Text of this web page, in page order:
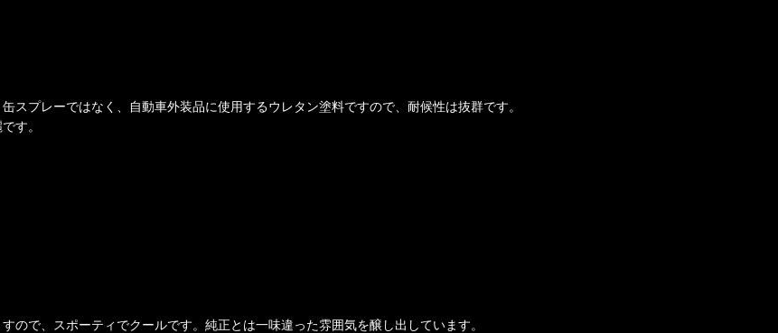
プレーではなく、自動車外装品に使用するウレタン塗料ですので、耐候性は抜群です。
す。
で、スポーティでクールです。純正とは一味違った雰囲気を醸し出しています。